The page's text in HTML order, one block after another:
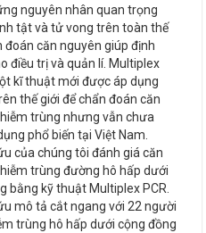
nguyên nhân quan trọng
tật và tử vong trên toàn thế
đoán căn nguyên giúp định
điều trị và quản lí. Multiplex
kĩ thuật mới được áp dụng
thế giới để chẩn đoán căn
trùng nhưng vẫn chưa
phổ biến tại Việt Nam.
của chúng tôi đánh giá căn
trùng đường hô hấp dưới
bằng kỹ thuật Multiplex PCR.
mô tả cắt ngang với 22 người
trùng hô hấp dưới cộng đồng